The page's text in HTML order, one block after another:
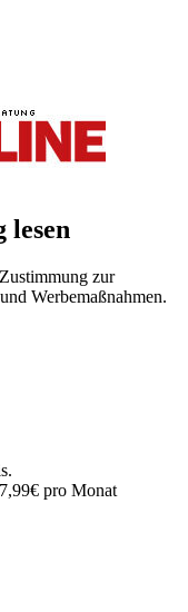
lesen
zur
Werbemaßnahmen.
pro Monat